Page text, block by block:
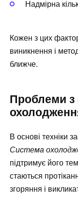
Надмірна
Кожен з цих
виникнення і
ближче.
Проблеми
В основі техніки
Система
підтримує його
стаються
згоряння і